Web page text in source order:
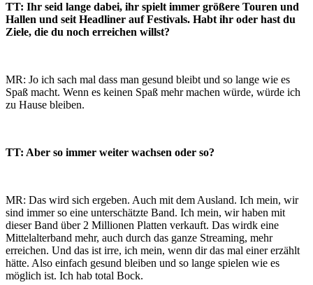
TT: Ihr seid lange dabei, ihr spielt immer größere Touren und
Hallen und seit Headliner auf Festivals. Habt ihr oder hast du
Ziele, die du noch erreichen willst?
MR: Jo ich sach mal dass man gesund bleibt und so lange wie es
Spaß macht. Wenn es keinen Spaß mehr machen würde, würde ich
zu Hause bleiben.
TT: Aber so immer weiter wachsen oder so?
MR: Das wird sich ergeben. Auch mit dem Ausland. Ich mein, wir
sind immer so eine unterschätzte Band. Ich mein, wir haben mit
dieser Band über 2 Millionen Platten verkauft. Das wirdk eine
Mittelalterband mehr, auch durch das ganze Streaming, mehr
erreichen. Und das ist irre, ich mein, wenn dir das mal einer erzählt
hätte. Also einfach gesund bleiben und so lange spielen wie es
möglich ist. Ich hab total Bock.